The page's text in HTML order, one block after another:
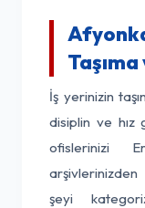
İş yerinizin
disiplin ve hız
ofislerinizi
arşivlerinizden
şeyi